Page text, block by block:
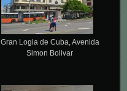
Gran Logia de Cuba, Avenida
Simon Bolivar